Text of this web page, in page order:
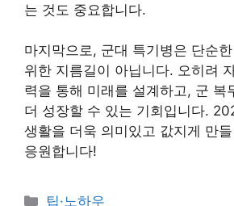
는 것도 중요합니다.
마지막으로, 군대 특기병은 단순한
위한 지름길이 아닙니다. 오히려
력을 통해 미래를 설계하고, 군 복
더 성장할 수 있는 기회입니다.
생활을 더욱 의미있고 값지게 만
응원합니다!
Categories
팁·노하우